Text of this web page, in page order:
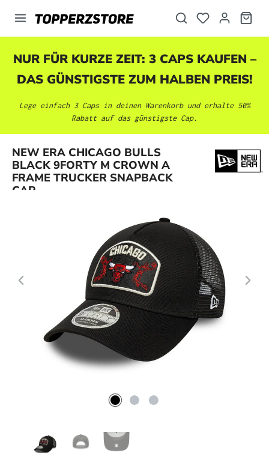
springen
NUR FÜR KURZE ZEIT: 3 CAPS KAUFEN –
DAS GÜNSTIGSTE ZUM HALBEN PREIS!
Lege einfach 3 Caps in deinen Warenkorb und erhalte 50%
Rabatt auf das günstigste Cap.
NEW ERA CHICAGO BULLS
BLACK 9FORTY M CROWN A
FRAME TRUCKER SNAPBACK
CAP
Bildergalerie überspringen